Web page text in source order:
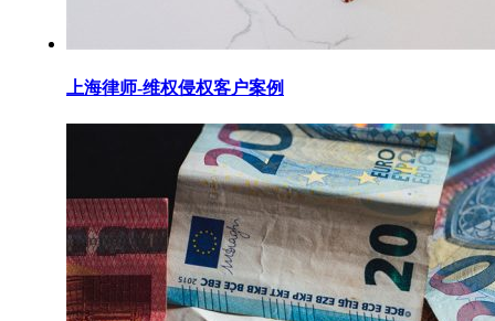
上海律师-维权侵权客户案例